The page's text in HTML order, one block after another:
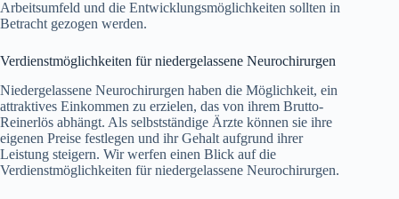
Arbeitsumfeld und die Entwicklungsmöglichkeiten sollten in
Betracht gezogen werden.
Verdienstmöglichkeiten für niedergelassene Neurochirurgen
Niedergelassene Neurochirurgen haben die Möglichkeit, ein
attraktives Einkommen zu erzielen, das von ihrem Brutto-
Reinerlös abhängt. Als selbstständige Ärzte können sie ihre
eigenen Preise festlegen und ihr Gehalt aufgrund ihrer
Leistung steigern. Wir werfen einen Blick auf die
Verdienstmöglichkeiten für niedergelassene Neurochirurgen.